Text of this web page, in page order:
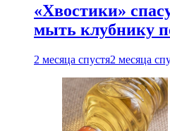
«Хвостики»
мыть клубнику
2 месяца спустя2 месяца